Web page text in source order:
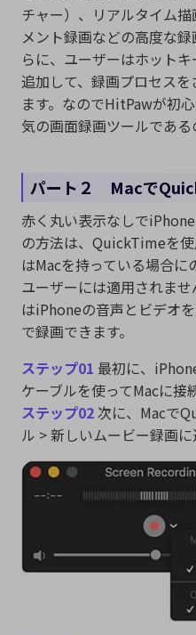
チャー）、リアルタイム
メント録画などの高度な
らに、ユーザーはホット
追加して、録画プロセス
ます。なのでHitPawが初
気の画面録画ツールである
パート２ Macで
赤く丸い表示なしで
の方法は、QuickTimeを
はMacを持っている場合
ユーザーには適用されま
はiPhoneの音声とビデオ
で録画できます。
ステップ01 最初に、
ケーブルを使ってMacに接
ステップ02次に、Macで
ル > 新しいムービー録画に